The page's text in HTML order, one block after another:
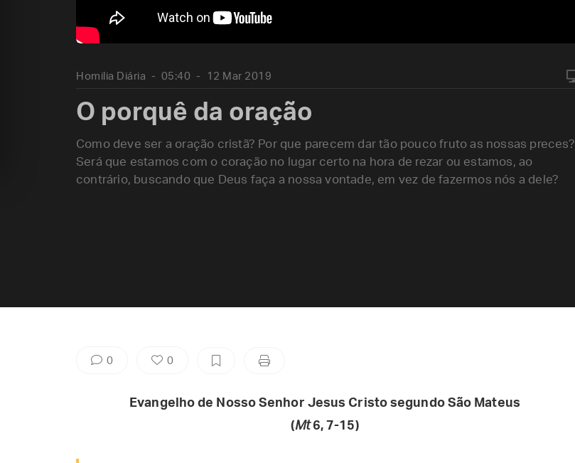
Homilia Diária 05:40 12 Mar 2019
O porquê da oração
Como deve ser a oração cristã? Por que parecem dar tão pouco fruto as nossas preces?
Será que estamos com o coração no lugar certo na hora de rezar ou estamos, ao
contrário, buscando que Deus faça a nossa vontade, em vez de fazermos nós a dele?
0 0
Evangelho de Nosso Senhor Jesus Cristo segundo São Mateus
(Mt6, 7-15)